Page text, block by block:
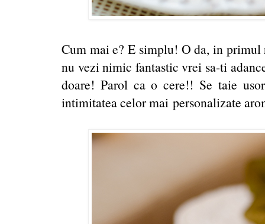
Cum mai e? E simplu! O da, in
nu vezi nimic fantastic vrei sa-ti
doare! Parol ca o cere!! Se taie
intimitatea celor mai personalizate